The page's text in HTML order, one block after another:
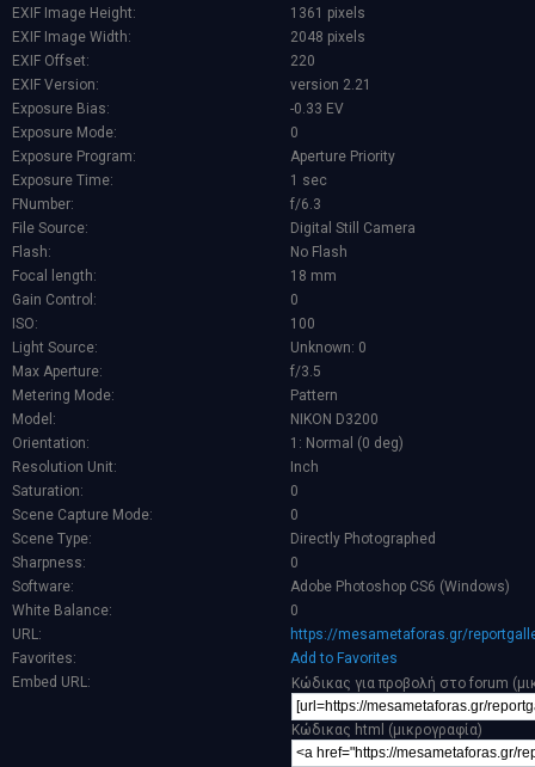
EXIF Image Height:
1361 pixels
EXIF Image Width:
2048 pixels
EXIF Offset:
220
EXIF Version:
version 2.21
Exposure Bias:
-0.33 EV
Exposure Mode:
0
Exposure Program:
Aperture Priority
Exposure Time:
1 sec
FNumber:
f/6.3
File Source:
Digital Still Camera
Flash:
No Flash
Focal length:
18 mm
Gain Control:
0
ISO:
100
Light Source:
Unknown: 0
Max Aperture:
f/3.5
Metering Mode:
Pattern
Model:
NIKON D3200
Orientation:
1: Normal (0 deg)
Resolution Unit:
Inch
Saturation:
0
Scene Capture Mode:
0
Scene Type:
Directly Photographed
Sharpness:
0
Software:
Adobe Photoshop CS6 (Windows)
White Balance:
0
URL:
https://mesametaforas.gr/
Favorites:
Add to Favorites
Embed URL:
Κώδικας για προβολή στο forum
Κώδικας html (μικρογραφία)